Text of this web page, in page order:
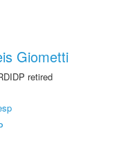
Giometti
retired